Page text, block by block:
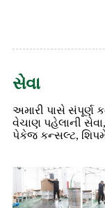
સેવા
અમારી પાસે સંપૂર્ણ
વેચાણ પહેલાની
પેકેજ કન્સલ્ટ,